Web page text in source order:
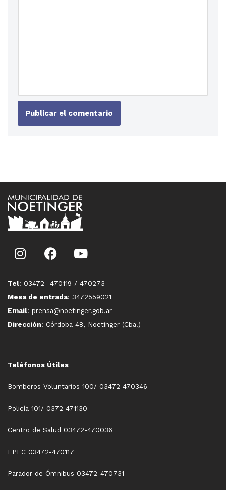
Tel: 03472 -470119 / 470273
Mesa de entrada: 3472559021
Email: prensa@noetinger.gob.ar
Dirección: Córdoba 48, Noetinger (Cba.)
Teléfonos Útiles
Bomberos Voluntarios 100/ 03472 470346
Policía 101/ 0372 471130
Centro de Salud 03472-470036
EPEC 03472-470117
Parador de Ómnibus 03472-470731